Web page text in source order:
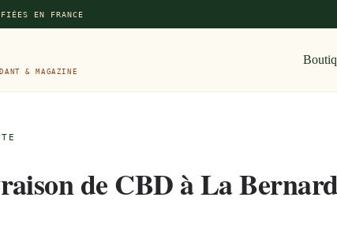
EN FRANCE
& MAGAZINE
de CBD à La